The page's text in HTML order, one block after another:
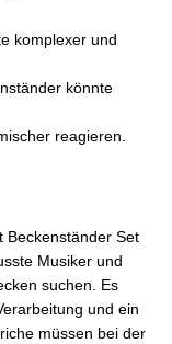
komplexer und
könnte
reagieren.
Beckenständer Set
Musiker und
suchen. Es
und ein
müssen bei der